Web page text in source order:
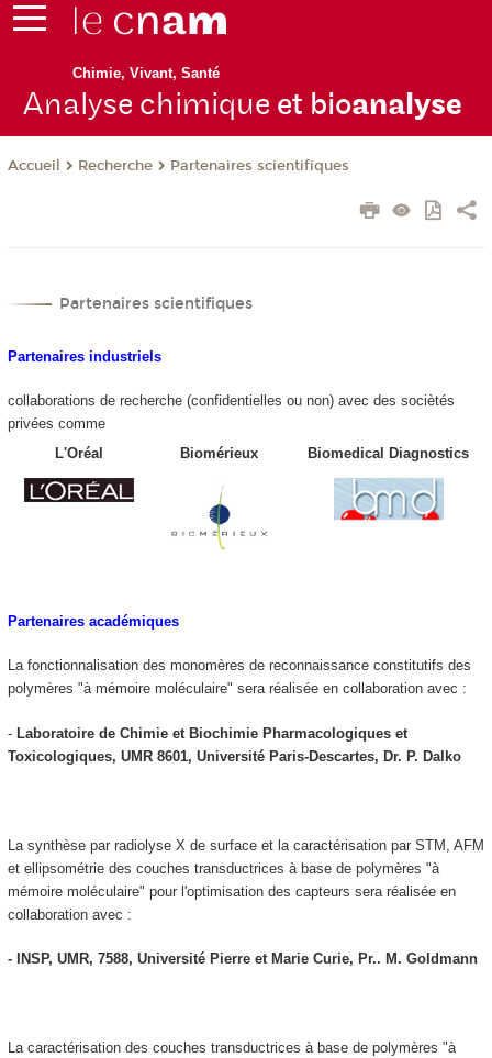
Chimie, Vivant, Santé
Analyse chimique et bioanalyse
Accueil Recherche Partenaires scientifiques
Partenaires scientifiques
Partenaires industriels
collaborations de recherche (confidentielles ou non) avec des sociètés
privées comme
L'Oréal
Biomérieux Biomedical Diagnostics
Partenaires académiques
La fonctionnalisation des monomères de reconnaissance constitutifs des
polymères "à mémoire moléculaire" sera réalisée en collaboration avec :
- Laboratoire de Chimie et Biochimie Pharmacologiques et
Toxicologiques, UMR 8601, Université Paris-Descartes, Dr. P. Dalko
La synthèse par radiolyse X de surface et la caractérisation par STM, AFM
et ellipsométrie des couches transductrices à base de polymères "à
mémoire moléculaire" pour l'optimisation des capteurs sera réalisée en
collaboration avec :
- INSP, UMR, 7588, Université Pierre et Marie Curie, Pr.. M. Goldmann
La caractérisation des couches transductrices à base de polymères "à